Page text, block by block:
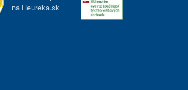
na Heureka.sk